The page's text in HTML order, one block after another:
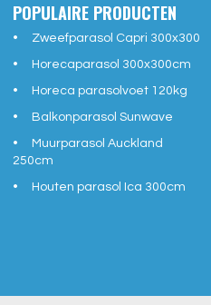
POPULAIRE PRODUCTEN
Zweefparasol Capri 300x300
Horecaparasol 300x300cm
Horeca parasolvoet 120kg
Balkonparasol Sunwave
Muurparasol Auckland
250cm
Houten parasol Ica 300cm